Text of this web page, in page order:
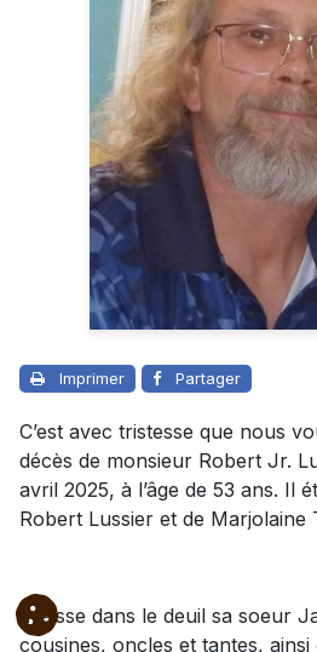
Imprimer Partager
C’est avec tristesse que nous
décès de monsieur Robert Jr.
avril 2025, à l’âge de 53 ans. Il
Robert Lussier et de Marjolaine
Il laisse dans le deuil sa soeur
cousines, oncles et tantes, ainsi